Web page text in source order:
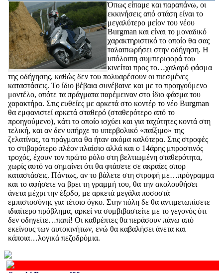
Όπως είπαμε και παραπάνω, οι
εκκινήσεις από στάση είναι το
μεγαλύτερο μείον του νέου
Burgman και είναι το μοναδικό
χαρακτηριστικό το οποίο θα σας
ταλαιπωρήσει στην οδήγηση. Η
υπόλοιπη συμπεριφορά του
κινείται προς το…χαλαρό φάσμα
της οδήγησης, καθώς δεν του πολυαρέσουν οι πιεσμένες
καταστάσεις. Το ίδιο βέβαια συνέβαινε και με το προηγούμενο
μοντέλο, οπότε τα πράγματα παρέμειναν στο ίδιο φάσμα του
χαρακτήρα. Στις ευθείες με αρκετά στο κοντέρ το νέο Burgman
θα εμφανιστεί αρκετά σταθερό (σταθερότερο από το
προηγούμενο), κάτι το οποίο ισχύει και για ταχύτητες κοντά στη
τελική, και αν δεν υπήρχε το υπερβολικό «παίξιμο» της
ζελατίνας, τα πράγματα θα ήταν ακόμα καλύτερα. Στις στροφές
το στιβαρότερο πλέον πλαίσιο αλλά και ο 14άρης μπροστινός
τροχός, έχουν τον πρώτο ρόλο στη βελτιωμένη σταθερότητα,
χωρίς αυτό να σημαίνει ότι θα φτάσετε σε ακραίες σπορ
καταστάσεις. Πάντως, αν το βάλετε στη στροφή με…πρόγραμμα
και το αφήσετε να βρει τη γραμμή του, θα την ακολουθήσει
άνετα μέχρι την έξοδο, με αρκετά μεγάλα ποσοστά
εμπιστοσύνης για τέτοιο όγκο. Στην πόλη δε θα αντιμετωπίσετε
ιδιαίτερο πρόβλημα, αρκεί να συμβιβαστείτε με το γεγονός ότι
δεν οδηγείτε…παπί! Οι καθρέπτες θα περάσουν πάνω από
εκείνους των αυτοκινήτων, ενώ θα καβαλήσει άνετα και
κάποια…λογικά πεζοδρόμια.